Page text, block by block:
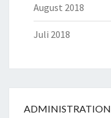
August 2018
Juli 2018
ADMINISTRATION